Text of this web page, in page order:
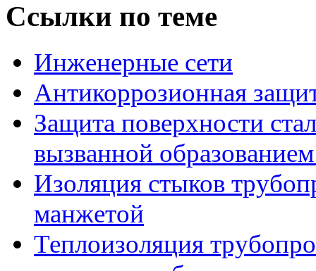
Ссылки по теме
Инженерные сети
Антикоррозионная
Защита поверхности
вызванной
Изоляция стыков
манжетой
Теплоизоляция